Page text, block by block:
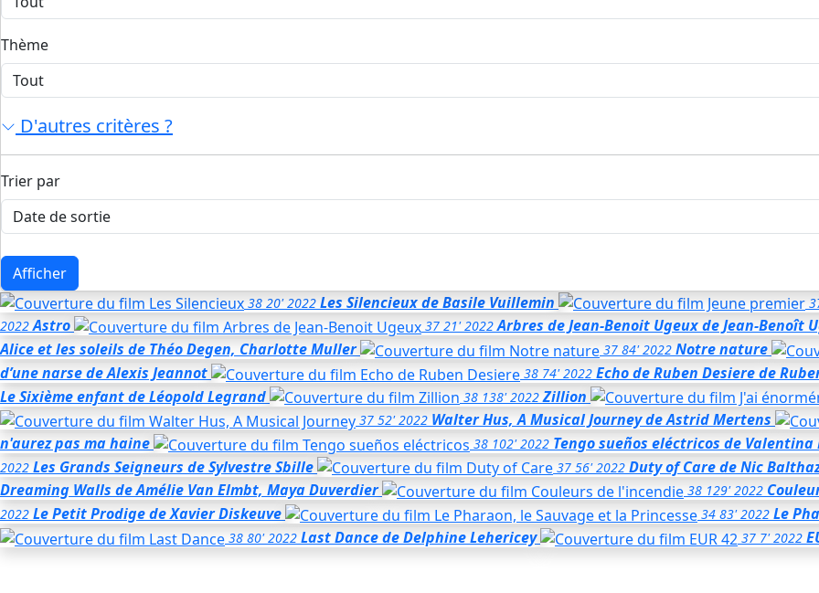
Thème
D'autres critères ?
Trier par
Afficher
38 20' 2022 Les Silencieuxde Basile Vuillemin
2022 Astro 37 21' 2022 Arbres de Jean-Benoit Ugeuxde Jean-Benoît
Alice et les soleils de Théo Degen, Charlotte Muller 37 84' 2022 Notre nature
d’une narsede Alexis Jeannot 38 74' 2022 Echo de Ruben Desierede
Le Sixième enfantde Léopold Legrand 38 138' 2022 Zillion
37 52' 2022 Walter Hus, A Musical Journeyde Astrid Mertens
n'aurez pas ma haine
38 102' 2022 Tengo sueños eléctricos de Valentina
2022 Les Grands Seigneurs de Sylvestre Sbille 37 56' 2022 Duty of Carede Nic
Dreaming Wallsde Amélie Van Elmbt, Maya Duverdier 38 129' 2022
2022 Le Petit Prodigede Xavier Diskeuve 34 83' 2022 Le
38 80' 2022 Last Dancede Delphine Lehericey 37 7' 2022